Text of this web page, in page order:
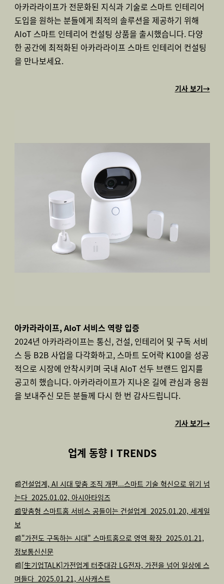
아카라라이프가 전문화된 지식과 기술로 스마트 인테리어
도입을 원하는 분들에게 최적의 솔루션을 제공하기 위해
AIoT 스마트 인테리어 컨설팅 상품을 출시했습니다. 다양
한 공간에 최적화된 아카라라이프 스마트 인테리어 컨설팅
을 만나보세요.
기사 보기→
아카라라이프, AIoT 서비스 역량 입증
2024년 아카라라이프는 통신, 건설, 인테리어 및 구독 서비
스 등 B2B 사업을 다각화하고, 스마트 도어락 K100을 성공
적으로 시장에 안착시키며 국내 AIoT 선두 브랜드 입지를
공고히 했습니다. 아카라라이프가 지나온 길에 관심과 응원
을 보내주신 모든 분들께 다시 한 번 감사드립니다.
기사 보기→
업계 동향 I TRENDS
📰건설업계, AI 시대 맞춤 조직 개편...스마트 기술 혁신으로 위기 넘
는다_2025.01.02, 아시아타임즈
📰맞춤형 스마트홈 서비스 공들이는 건설업계_2025.01.20, 세계일
보
📰"가전도 구독하는 시대" 스마트홈으로 영역 확장_2025.01.21,
정보통신신문
📰[生기업TALK]가전업계 터줏대감 LG전자, 가전을 넘어 일상에 스
며들다_2025.01.21, 시사캐스트